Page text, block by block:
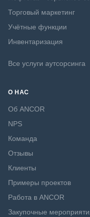
Торговый маркетинг
Учётные функции
Инвентаризация
Все услуги аутсорсинга
О НАС
Об ANCOR
NPS
Команда
Отзывы
Клиенты
Примеры проектов
Работа в ANCOR
Закупочные